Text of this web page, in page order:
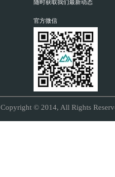
随时获取我们最新动态
官方微信
Copyright © 2014, All Rights